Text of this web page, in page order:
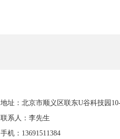
地址：北京市顺义区联东U谷科技园
联系人：李先生
手机：13691511384